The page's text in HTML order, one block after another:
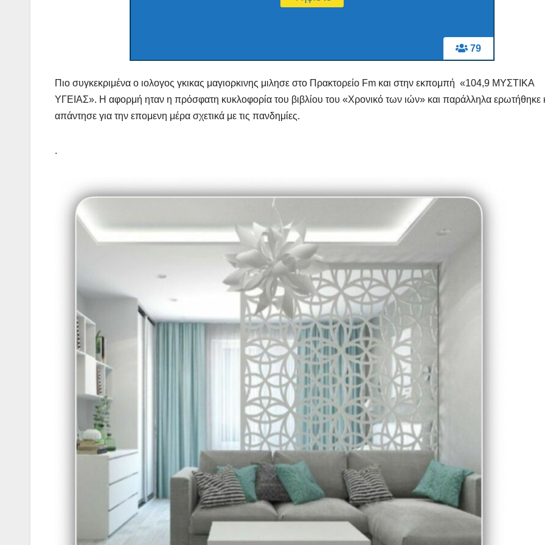
79
Πιο συγκεκριμένα ο ιολογος γκικας μαγιορκινης μιλησε στο Πρακτορείο Fm και στην εκπομπή «104,9 ΜΥΣΤΙΚΑ
ΥΓΕΙΑΣ». Η αφορμή ηταν η πρόσφατη κυκλοφορία του βιβλίου του «Χρονικό των ιών» και παράλληλα ερωτήθηκε
απάντησε για την επομενη μέρα σχετικά με τις πανδημίες.
.